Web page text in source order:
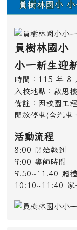
員樹林國小
員樹林國小
小一新生迎
時間：115 年 8
入校地點：啟思
備註：因校園工
開放停車(含汽車
活動流程
8:00 開始報到
9:00 導師時間
9:50~11:40 贈
10:10~11:40 家